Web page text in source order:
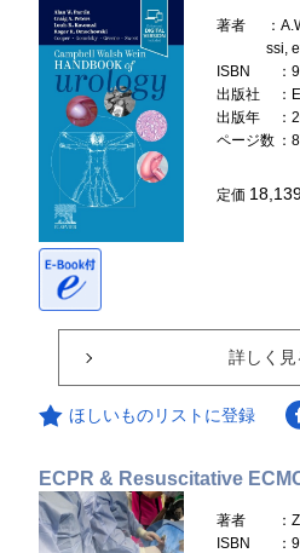
著者
：
ssi,
ISBN
出版社
：
出版年
：
ページ数 ：
定価
詳しく見
ほしいものリストに登録
ECPR & Resuscitative
著者
：
ISBN